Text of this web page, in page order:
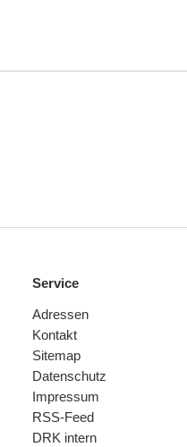
Service
Adressen
Kontakt
Sitemap
Datenschutz
Impressum
RSS-Feed
DRK intern